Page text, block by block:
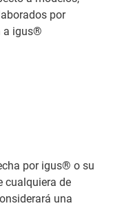
por
a igus®
por igus® o su
cualquiera de
una